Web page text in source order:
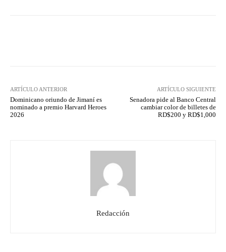
ARTÍCULO ANTERIOR
Dominicano oriundo de Jimaní es
nominado a premio Harvard Heroes
2026
ARTÍCULO SIGUIENTE
Senadora pide al Banco Central
cambiar color de billetes de
RD$200 y RD$1,000
Redacción